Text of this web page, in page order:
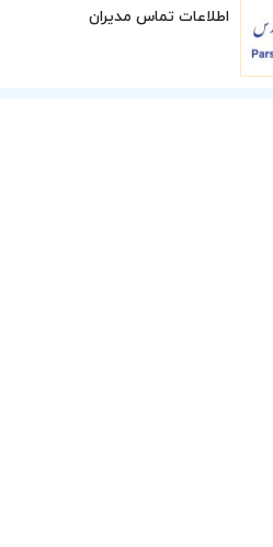
اطلاعات تماس مدیران